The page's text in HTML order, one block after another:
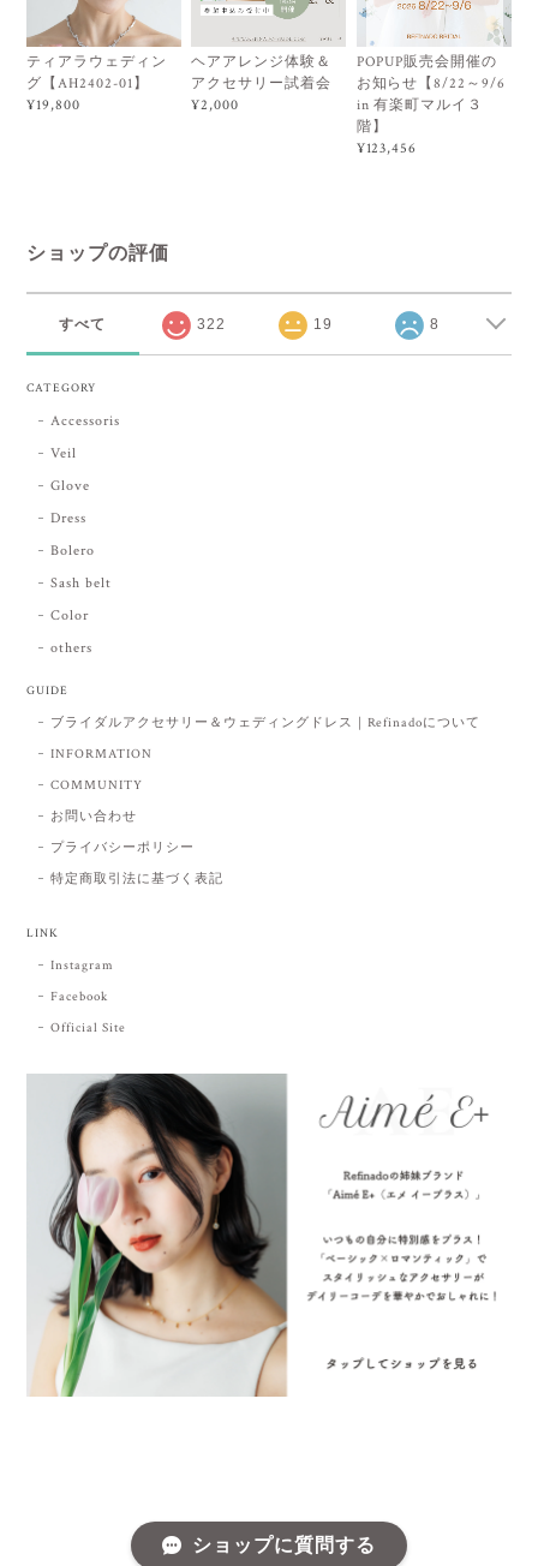
ティアラウェディン
グ【AH2402-01】
¥19,800
ヘアアレンジ体験＆
アクセサリー試着会
¥2,000
POPUP販売会開催の
お知らせ【8/22～9/6
in 有楽町マルイ３
階】
¥123,456
ショップの評価
すべて 322 19 8
CATEGORY
Accessoris
Veil
Glove
Dress
Bolero
Sash belt
Color
others
GUIDE
ブライダルアクセサリー＆ウェディングドレス｜Refinadoについて
INFORMATION
COMMUNITY
お問い合わせ
プライバシーポリシー
特定商取引法に基づく表記
LINK
Instagram
Facebook
Official Site
ショップに質問する